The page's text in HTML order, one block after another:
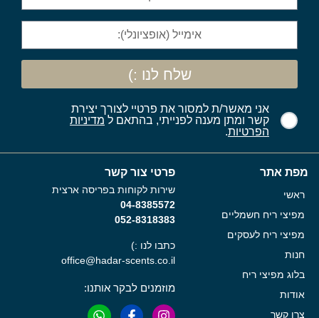
פרטי צור קשר
שירות לקוחות בפריסה ארצית
04-8385572
052-8318383
כתבו לנו :)
office@hadar-scents.co.il
מוזמנים לבקר אותנו:
אני מאשר/ת למסור את פרטיי לצורך יצירת
קשר ומתן מענה לפנייתי, בהתאם ל מדיניות
הפרטיות.
שלח לנו :)
מפת אתר
ראשי
מפיצי ריח חשמליים
מפיצי ריח לעסקים
חנות
בלוג מפיצי ריח
אודות
צרו קשר